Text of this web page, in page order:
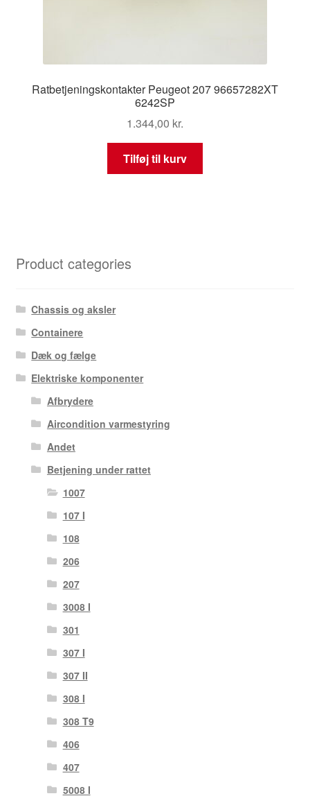
Ratbetjeningskontakter Peugeot 207 96657282XT
6242SP
1.344,00 kr.
Tilføj til kurv
Product categories
Chassis og aksler
Containere
Dæk og fælge
Elektriske komponenter
Afbrydere
Aircondition varmestyring
Andet
Betjening under rattet
1007
107 I
108
206
207
3008 I
301
307 I
307 II
308 I
308 T9
406
407
5008 I